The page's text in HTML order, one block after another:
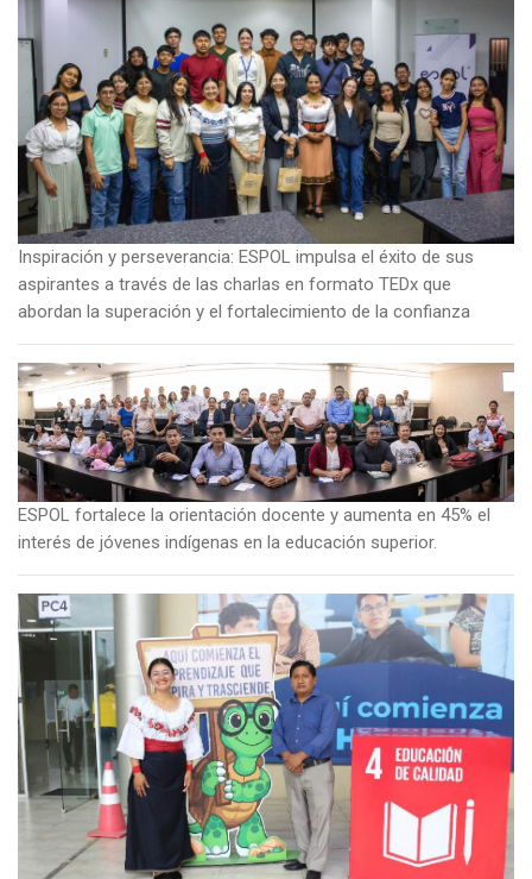
Inspiración y perseverancia: ESPOL impulsa el éxito de sus
aspirantes a través de las charlas en formato TEDx que
abordan la superación y el fortalecimiento de la confianza
Imagen
ESPOL fortalece la orientación docente y aumenta en 45% el
interés de jóvenes indígenas en la educación superior.
Imagen